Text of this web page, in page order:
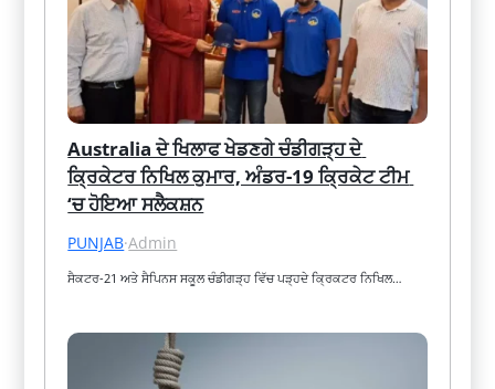
Australia ਦੇ ਖਿਲਾਫ ਖੇਡਣਗੇ ਚੰਡੀਗੜ੍ਹ ਦੇ
ਕ੍ਰਿਕੇਟਰ ਨਿਖਿਲ ਕੁਮਾਰ, ਅੰਡਰ-19 ਕ੍ਰਿਕੇਟ ਟੀਮ
‘ਚ ਹੋਇਆ ਸਲੈਕਸ਼ਨ
PUNJAB·Admin
ਸੈਕਟਰ-21 ਅਤੇ ਸੈਪਿਨਸ ਸਕੂਲ ਚੰਡੀਗੜ੍ਹ ਵਿੱਚ ਪੜ੍ਹਦੇ ਕ੍ਰਿਕਟਰ ਨਿਖਿਲ…